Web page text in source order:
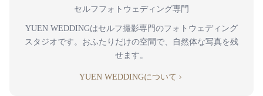
セルフフォトウェディング専門
YUEN WEDDINGはセルフ撮影専門のフォトウェディング
スタジオです。おふたりだけの空間で、自然体な写真を残
せます。
YUEN WEDDINGについて